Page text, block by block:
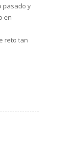
pasado y
en
reto tan